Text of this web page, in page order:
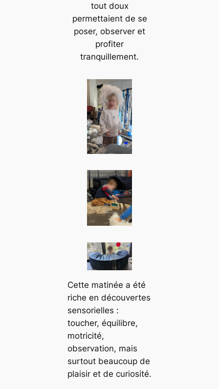
tout doux
permettaient de se
poser, observer et
profiter
tranquillement.
Cette matinée a été
riche en découvertes
sensorielles :
toucher, équilibre,
motricité,
observation, mais
surtout beaucoup de
plaisir et de curiosité.